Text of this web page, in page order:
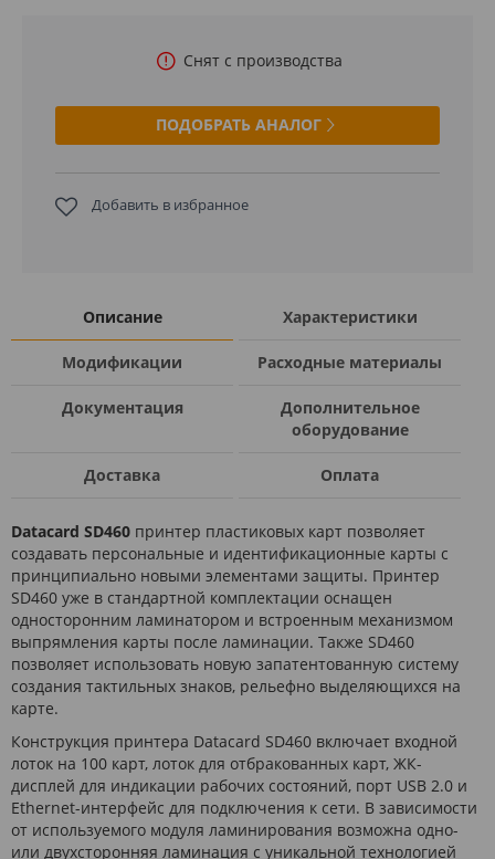
Снят с производства
ПОДОБРАТЬ АНАЛОГ
Добавить в избранное
Описание Характеристики
Модификации Расходные материалы
Документация
Дополнительное
оборудование
Доставка Оплата
Datacard SD460 принтер пластиковых карт позволяет
создавать персональные и идентификационные карты с
принципиально новыми элементами защиты. Принтер
SD460 уже в стандартной комплектации оснащен
односторонним ламинатором и встроенным механизмом
выпрямления карты после ламинации. Также SD460
позволяет использовать новую запатентованную систему
создания тактильных знаков, рельефно выделяющихся на
карте.
Конструкция принтера Datacard SD460 включает входной
лоток на 100 карт, лоток для отбракованных карт, ЖК-
дисплей для индикации рабочих состояний, порт USB 2.0 и
Ethernet-интерфейс для подключения к сети. В зависимости
от используемого модуля ламинирования возможна одно-
или двухсторонняя ламинация с уникальной технологией